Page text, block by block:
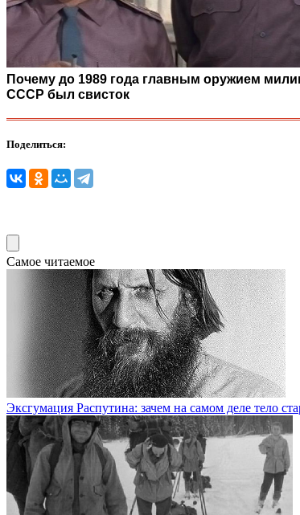
Почему до 1989 года главным оружием
СССР был свисток
Поделиться:
Самое читаемое
Эксгумация Распутина: зачем на самом деле тело